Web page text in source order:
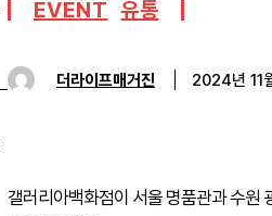
EVENT 유통
더라이프매거진 2024년 11
갤러리아백화점이 서울 명품관과 수원